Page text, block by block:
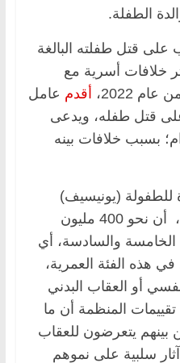
الطفلة.
على قتل طفلته البالغة
إثر خلافات أسرية مع
2022،
أقدم عامل
قتل طفله، ويدعى
من العمر 3 أعوام؛ بسبب خلافات بينه
للطفولة (يونيسيف)
في وقت سابق، أن نحو 400 مليون
والسادسة، أي
في هذه الفئة العمرية،
أو العقاب البدني
المنظمة أن ما
من بينهم يتعرضون للعقاب
سلبية على نموهم